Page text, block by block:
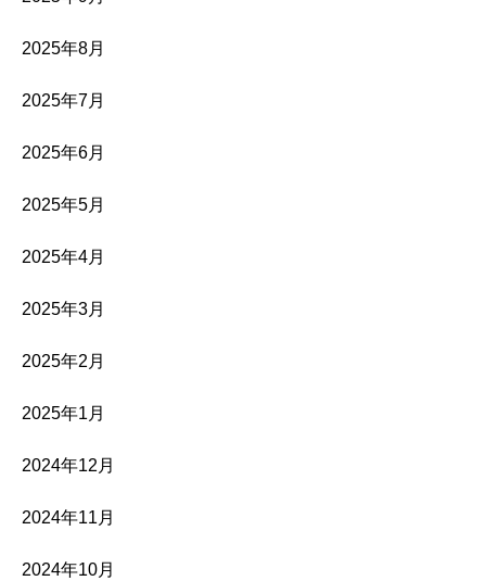
2025年8月
2025年7月
2025年6月
2025年5月
2025年4月
2025年3月
2025年2月
2025年1月
2024年12月
2024年11月
2024年10月